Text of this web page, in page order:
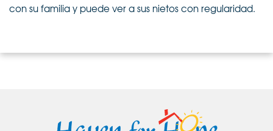
con su familia y puede ver a sus nietos con regularidad.